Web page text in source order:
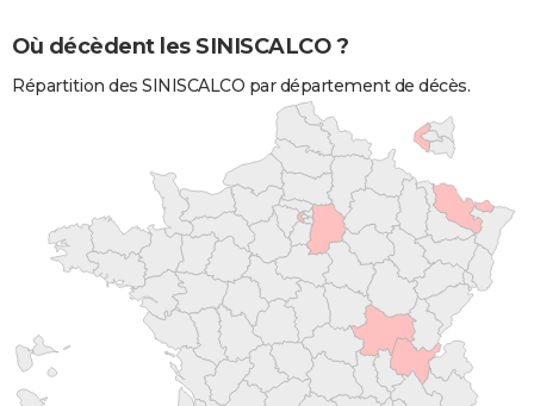
Où décèdent les SINISCALCO ?
Répartition des SINISCALCO par département de décès.